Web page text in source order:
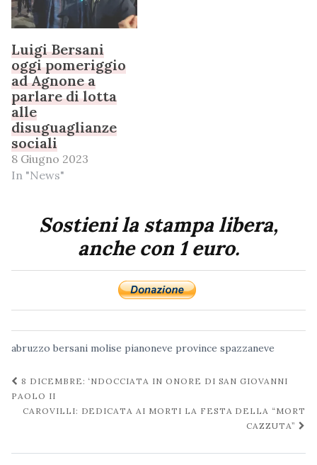
Luigi Bersani
oggi pomeriggio
ad Agnone a
parlare di lotta
alle
disuguaglianze
sociali
8 Giugno 2023
In "News"
Sostieni la stampa libera,
anche con 1 euro.
abruzzo bersani molise pianoneve province spazzaneve
Navigazione
post
8 DICEMBRE: ‘NDOCCIATA IN ONORE DI SAN GIOVANNI
PAOLO II
CAROVILLI: DEDICATA AI MORTI LA FESTA DELLA “MORT
CAZZUTA”